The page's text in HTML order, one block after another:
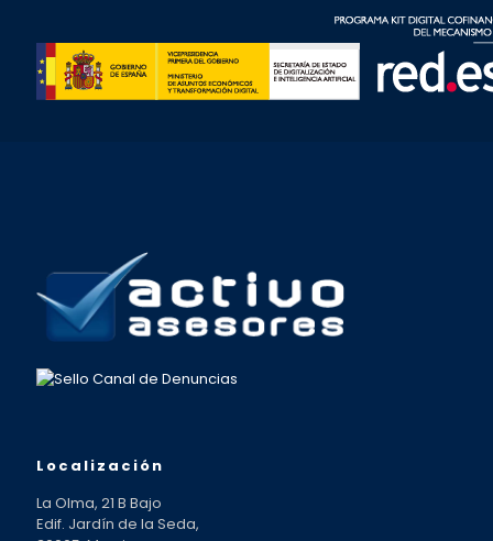
Localización
La Olma, 21 B Bajo
Edif. Jardín de la Seda,